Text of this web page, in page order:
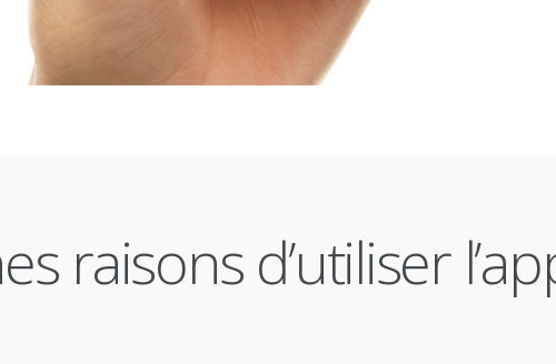
raisons d’utiliser